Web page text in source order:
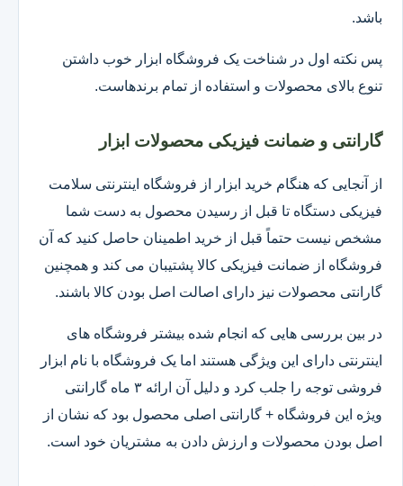
باشد.
پس نکته اول در شناخت یک فروشگاه ابزار خوب داشتن
تنوع بالای محصولات و استفاده از تمام برندهاست.
گارانتی و ضمانت فیزیکی محصولات ابزار
از آنجایی که هنگام خرید ابزار از فروشگاه اینترنتی سلامت
فیزیکی دستگاه تا قبل از رسیدن محصول به دست شما
مشخص نیست حتماً قبل از خرید اطمینان حاصل کنید که آن
فروشگاه از ضمانت فیزیکی کالا پشتیبان می کند و همچنین
گارانتی محصولات نیز دارای اصالت اصل بودن کالا باشند.
در بین بررسی هایی که انجام شده بیشتر فروشگاه های
اینترنتی دارای این ویژگی هستند اما یک فروشگاه با نام ابزار
فروشی توجه را جلب کرد و دلیل آن ارائه ۳ ماه گارانتی
ویژه این فروشگاه + گارانتی اصلی محصول بود که نشان از
اصل بودن محصولات و ارزش دادن به مشتریان خود است.